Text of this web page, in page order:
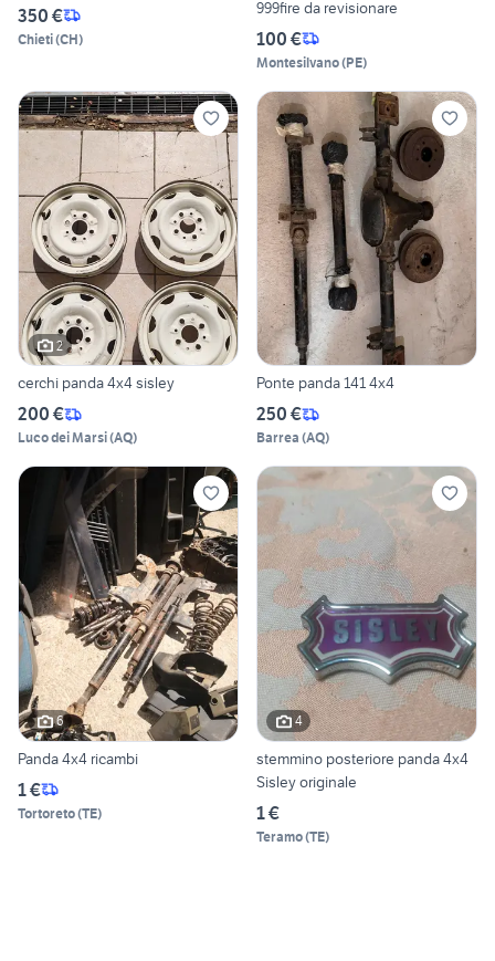
350 €
Chieti(CH)
999fire da revisionare
100 €
Montesilvano(PE)
2
cerchi panda 4x4 sisley
200 €
Luco dei Marsi(AQ)
Ponte panda 141 4x4
250 €
Barrea (AQ)
6
Panda 4x4 ricambi
1 €
Tortoreto(TE)
4
stemmino posteriore panda 4x4
Sisley originale
1 €
Teramo(TE)